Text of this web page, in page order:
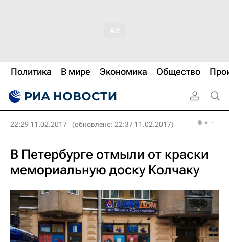
Политика В мире Экономика Общество
22:29 11.02.2017 (обновлено: 22:37 11.02.2017)
В Петербурге отмыли от краски
мемориальную доску Колчаку